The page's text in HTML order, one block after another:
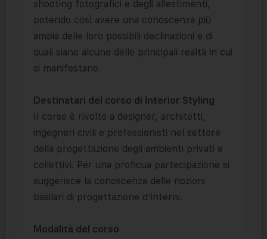
shooting fotografici e degli allestimenti,
potendo così avere una conoscenza più
ampia delle loro possibili declinazioni e di
quali siano alcune delle principali realtà in cui
si manifestano.
Destinatari del corso di Interior Styling
Il corso è rivolto a designer, architetti,
ingegneri civili e professionisti nel settore
della progettazione degli ambienti privati e
collettivi. Per una proficua partecipazione si
suggerisce la conoscenza delle nozioni
basilari di progettazione d’interni.
Modalità del corso